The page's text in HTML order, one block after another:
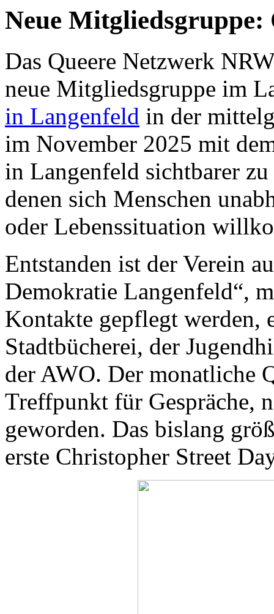
Neue Mitgliedsgruppe:
Das Queere Netzwerk
neue Mitgliedsgruppe im
in Langenfeld in der
im November 2025 mit
in Langenfeld sichtbarer
denen sich Menschen
oder Lebenssituation
Entstanden ist der Verein
Demokratie Langenfeld“,
Kontakte gepflegt werden,
Stadtbücherei, der
der AWO. Der monatliche
Treffpunkt für Gespräche,
geworden. Das bislang
erste Christopher Street